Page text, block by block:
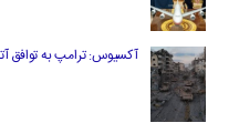
آکسیوس: ترامپ به توافق آتش‌بس در